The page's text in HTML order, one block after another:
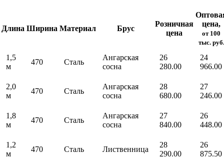
Длина Ширина Материал Брус
Розничная
цена
цена,
от 100
тыс. руб.
1,5
м
470 Сталь
Ангарская
сосна
26
280.00
24
966.00
2,0
м
470 Сталь
Ангарская
сосна
28
680.00
27
246.00
1,8
м
470 Сталь
Ангарская
сосна
27
840.00
26
448.00
1,2
м
470 Сталь Лиственница
28
290.00
26
875.50